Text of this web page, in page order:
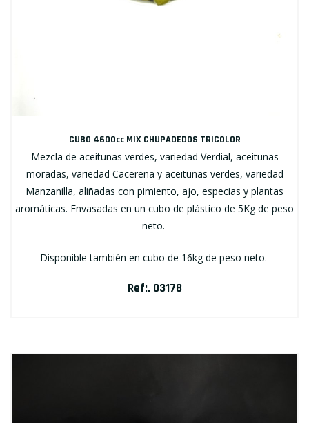
CUBO 4600cc MIX CHUPADEDOS TRICOLOR
Mezcla de aceitunas verdes, variedad Verdial, aceitunas
moradas, variedad Cacereña y aceitunas verdes, variedad
Manzanilla, aliñadas con pimiento, ajo, especias y plantas
aromáticas. Envasadas en un cubo de plástico de 5Kg de peso
neto.
Disponible también en cubo de 16kg de peso neto.
Ref:. 03178